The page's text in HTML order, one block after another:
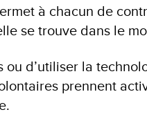
à chacun de
se trouve dans le
ou d’utiliser la
prennent